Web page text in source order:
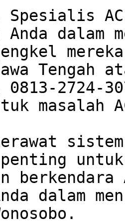
Spesialis
dalam
Tengah
2724-
masalah
untuk
dalam